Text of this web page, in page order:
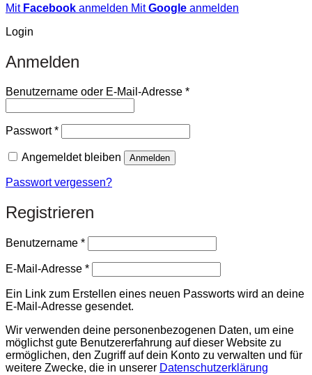
Mit Facebook anmelden MitGoogle anmelden
Login
Anmelden
Benutzername oder E-Mail-Adresse *Erforderlich
Passwort*Erforderlich
Angemeldet bleiben Anmelden
Passwort vergessen?
Registrieren
Benutzername *Erforderlich
E-Mail-Adresse *Erforderlich
Ein Link zum Erstellen eines neuen Passworts wird an deine
E-Mail-Adresse gesendet.
Wir verwenden deine personenbezogenen Daten, um eine
möglichst gute Benutzererfahrung auf dieser Website zu
ermöglichen, den Zugriff auf dein Konto zu verwalten und für
weitere Zwecke, die in unserer Datenschutzerklärung